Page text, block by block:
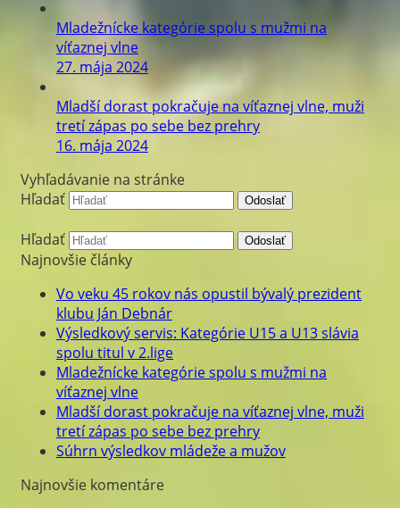
Mladežnícke kategórie spolu s mužmi na
víťaznej vlne
27. mája 2024
Mladší dorast pokračuje na víťaznej vlne, muži
tretí zápas po sebe bez prehry
16. mája 2024
Vyhľadávanie na stránke
Hľadať
Odoslať
Hľadať Odoslať
Najnovšie články
Vo veku 45 rokov nás opustil bývalý prezident
klubu Ján Debnár
Výsledkový servis: Kategórie U15 a U13 slávia
spolu titul v 2.lige
Mladežnícke kategórie spolu s mužmi na
víťaznej vlne
Mladší dorast pokračuje na víťaznej vlne, muži
tretí zápas po sebe bez prehry
Súhrn výsledkov mládeže a mužov
Najnovšie komentáre